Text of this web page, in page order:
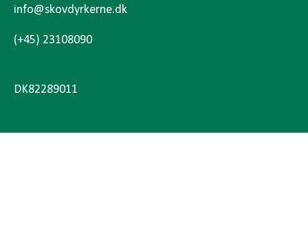
info@skovdyrkerne.dk
(+45) 23108090
DK82289011